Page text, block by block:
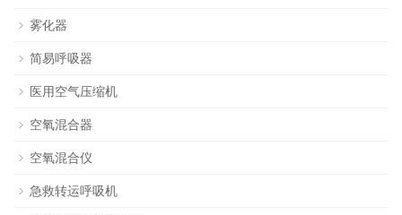
雾化器
简易呼吸器
医用空气压缩机
空氧混合器
空氧混合仪
急救转运呼吸机